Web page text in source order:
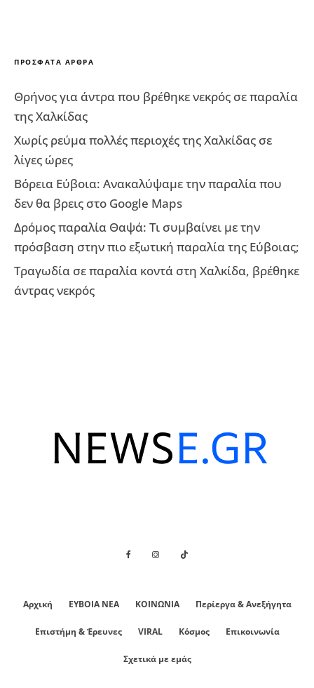
ΠΡΌΣΦΑΤΑ ΆΡΘΡΑ
Θρήνος για άντρα που βρέθηκε νεκρός σε παραλία
της Χαλκίδας
Χωρίς ρεύμα πολλές περιοχές της Χαλκίδας σε
λίγες ώρες
Βόρεια Εύβοια: Ανακαλύψαμε την παραλία που
δεν θα βρεις στο Google Maps
Δρόμος παραλία Θαψά: Τι συμβαίνει με την
πρόσβαση στην πιο εξωτική παραλία της Εύβοιας;
Τραγωδία σε παραλία κοντά στη Χαλκίδα, βρέθηκε
άντρας νεκρός
Αρχική ΕΥΒΟΙΑ ΝΕΑ ΚΟΙΝΩΝΙΑ Περίεργα & Ανεξήγητα
Επιστήμη & Έρευνες VIRAL Κόσμος Επικοινωνία
Σχετικά με εμάς